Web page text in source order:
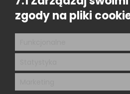
zgody na pliki